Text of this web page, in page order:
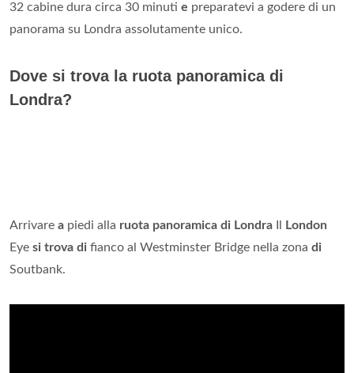
32 cabine dura circa 30 minuti e preparatevi a godere di un
panorama su Londra assolutamente unico.
Dove si trova la ruota panoramica di
Londra?
Arrivare a piedi alla ruota panoramica di Londra
London
Eye si trova di fianco al Westminster Bridge nella zona di
Soutbank.